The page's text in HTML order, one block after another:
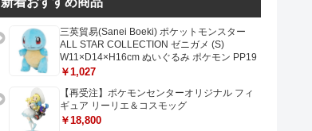
三英貿易(Sanei Boeki) ポケットモンスター
ALL STAR COLLECTION ゼニガメ (S)
W11×D14×H16cm ぬいぐるみ ポケモン PP19
￥1,027
【再受注】ポケモンセンターオリジナル フィ
ギュア リーリエ＆コスモッグ
￥18,800